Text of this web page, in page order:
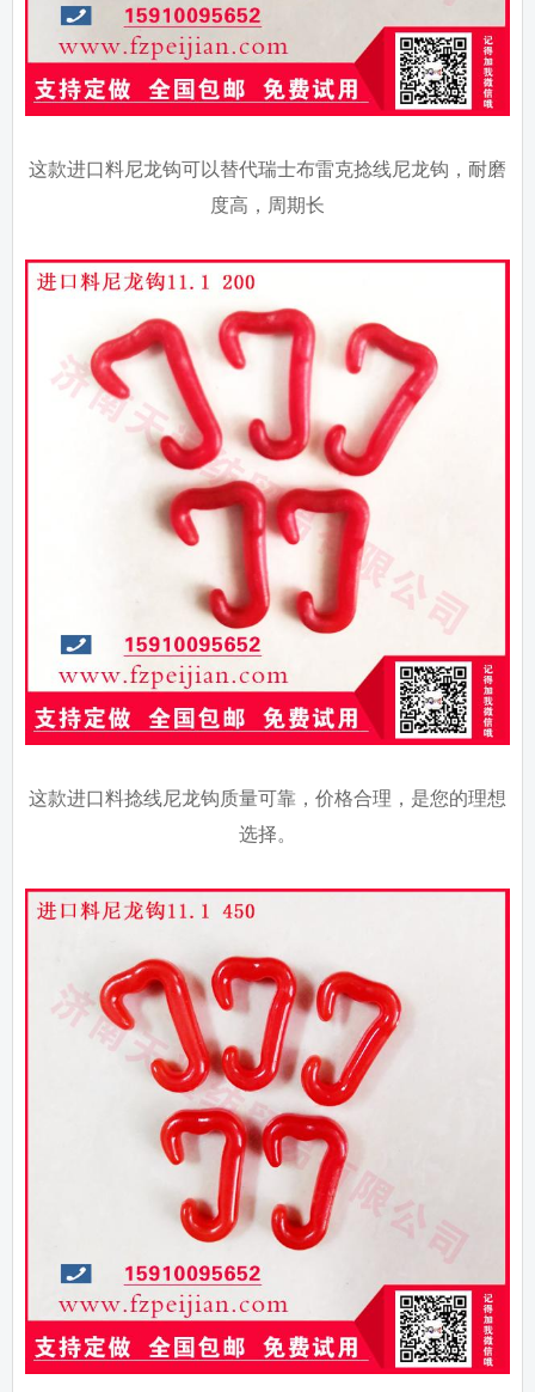
这款进口料尼龙钩可以替代瑞士布雷克捻线尼龙钩，耐磨
度高，周期长
这款进口料捻线尼龙钩质量可靠，价格合理，是您的理想
选择。